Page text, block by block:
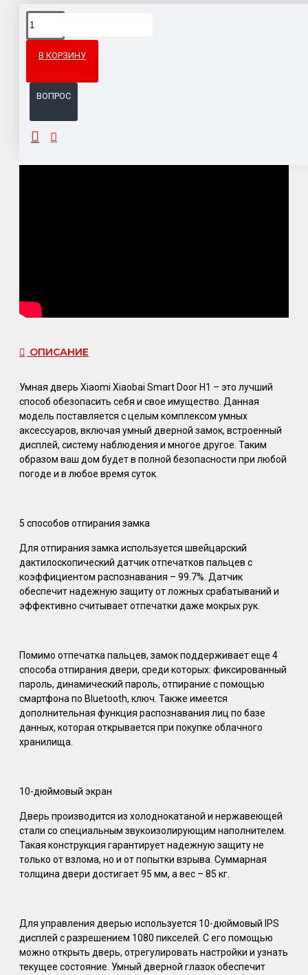
В КОРЗИНУ
ВОПРОС
Доставка товара по всему Таможенному союзу.
ОПИСАНИЕ
Умная дверь Xiaomi Xiaobai Smart Door H1 – это лучший
способ обезопасить себя и свое имущество. Данная
модель поставляется с целым комплексом умных
аксессуаров, включая умный дверной замок, встроенный
дисплей, систему наблюдения и многое другое. Таким
образом ваш дом будет в полной безопасности при любой
погоде и в любое время суток.
5 способов отпирания замка
Для отпирания замка используется швейцарский
дактилоскопический датчик отпечатков пальцев с
коэффициентом распознавания – 99.7%. Датчик
обеспечит надежную защиту от ложных срабатываний и
эффективно считывает отпечатки даже мокрых рук.
Помимо отпечатка пальцев, замок поддерживает еще 4
способа отпирания двери, среди которых: фиксированный
пароль, динамический пароль, отпирание с помощью
смартфона по Bluetooth, ключ. Также имеется
дополнительная функция распознавания лиц по базе
данных, которая открывается при покупке облачного
хранилища.
10-дюймовый экран
Дверь производится из холоднокатаной и нержавеющей
стали со специальным звукоизолирующим наполнителем.
Такая конструкция гарантирует надежную защиту не
только от взлома, но и от попытки взрыва. Суммарная
толщина двери достигает 95 мм, а вес – 85 кг.
Для управления дверью используется 10-дюймовый IPS
дисплей с разрешением 1080 пикселей. С его помощью
можно открыть дверь, отрегулировать настройки и узнать
текущее состояние. Умный дверной глазок обеспечит